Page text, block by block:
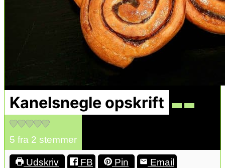
Kanelsnegle opskrift
5 fra 2 stemmer
Udskriv FB Pin
Email